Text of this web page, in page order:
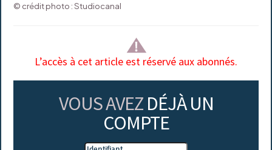
© crédit photo : Studiocanal
L’accès à cet article est réservé aux abonnés.
VOUS AVEZ DÉJÀ UN
COMPTE